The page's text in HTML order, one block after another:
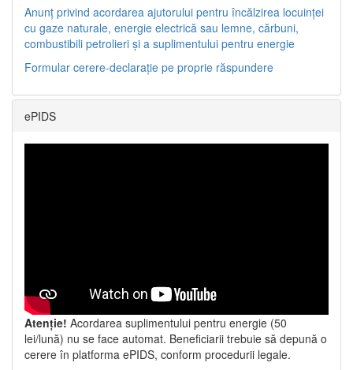
Anunț privind acordarea ajutorului pentru încălzirea locuinței
cu gaze naturale, energie electrică sau lemne, cărbuni,
combustibili petrolieri și a suplimentului pentru energie
Formular cerere-declarație pe proprie răspundere
ePIDS
Atenție! Acordarea suplimentului pentru energie (50
lei/lună) nu se face automat. Beneficiarii trebuie să depună o
cerere în platforma ePIDS, conform procedurii legale.